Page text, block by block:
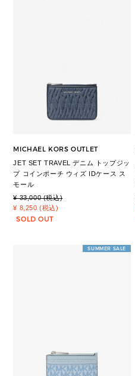
MICHAEL KORS OUTLET
JET SET TRAVEL デニム トップジッ
プ コインポーチ ウィズ IDケース ス
モール
¥ 33,000 (税込)
¥ 8,250 (税込)
SOLD OUT
SUMMER SALE